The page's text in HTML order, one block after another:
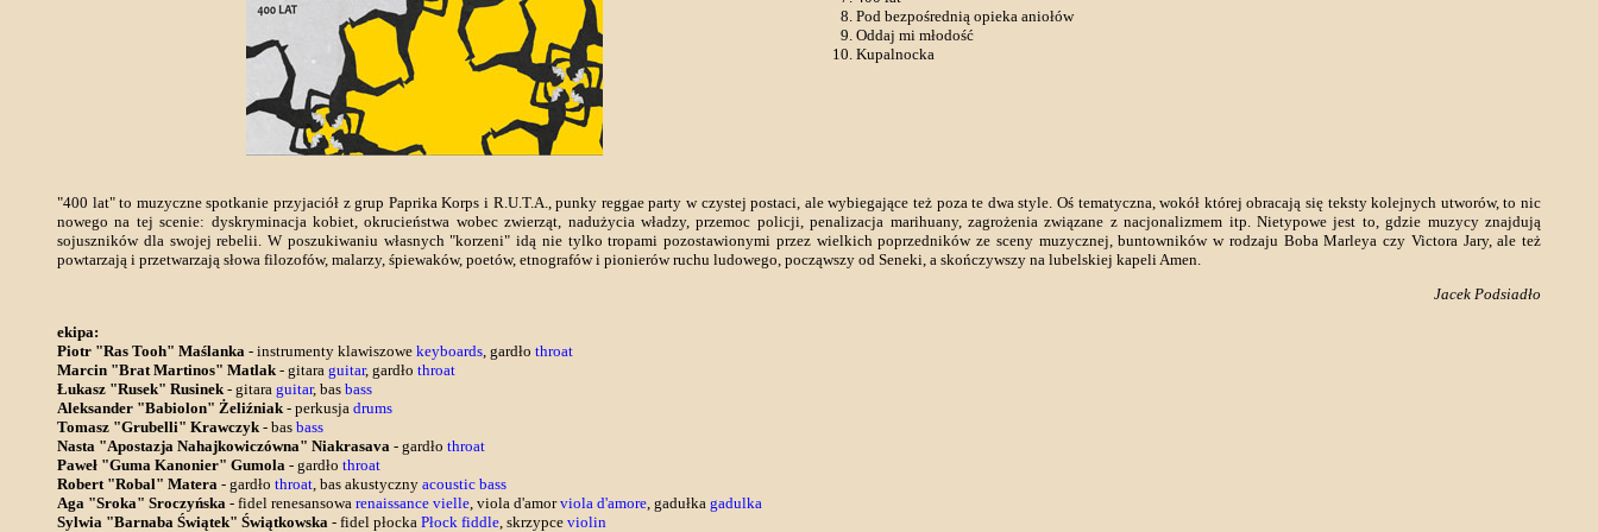
Pod bezpośrednią opieka aniołów
Oddaj mi młodość
Kupalnocka
"400 lat" to muzyczne spotkanie przyjaciół z grup Paprika Korps i R.U.T.A., punky reggae party w czystej postaci, ale wybiegające też poza te dwa style. Oś tematyczna, wokół której obracają się teksty kolejnych utworów, to nic
nowego na tej scenie: dyskryminacja kobiet, okrucieństwa wobec zwierząt, nadużycia władzy, przemoc policji, penalizacja marihuany, zagrożenia związane z nacjonalizmem itp. Nietypowe jest to, gdzie muzycy znajdują
sojuszników dla swojej rebelii. W poszukiwaniu własnych "korzeni" idą nie tylko tropami pozostawionymi przez wielkich poprzedników ze sceny muzycznej, buntowników w rodzaju Boba Marleya czy Victora Jary, ale też
powtarzają i przetwarzają słowa filozofów, malarzy, śpiewaków, poetów, etnografów i pionierów ruchu ludowego, począwszy od Seneki, a skończywszy na lubelskiej kapeli Amen.
Jacek Podsiadło
ekipa:
Piotr "Ras Tooh" Maślanka - instrumenty klawiszowe keyboards, gardło throat
Marcin "Brat Martinos" Matlak- gitara guitar, gardło throat
Łukasz "Rusek" Rusinek- gitara guitar, bas bass
Aleksander "Babiolon" Żeliźniak- perkusja drums
Tomasz "Grubelli" Krawczyk- bas bass
Nasta "Apostazja Nahajkowiczówna" Niakrasava - gardło throat
Paweł "Guma Kanonier" Gumola - gardło throat
Robert "Robal" Matera - gardło throat, bas akustyczny acoustic bass
Aga "Sroka" Sroczyńska - fidel renesansowa renaissance vielle, viola d'amorviola d'amore, gadułka gadulka
Sylwia "Barnaba Świątek" Świątkowska - fidel płocka Płock fiddle, skrzypce violin